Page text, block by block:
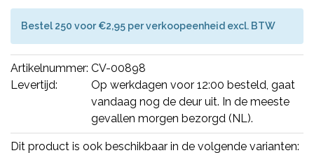
Bestel 250 voor €2,95 per verkoopeenheid excl. BTW
Artikelnummer: CV-00898
Levertijd:
Op werkdagen voor 12:00 besteld, gaat
vandaag nog de deur uit. In de meeste
gevallen morgen bezorgd (NL).
Dit product is ook beschikbaar in de volgende varianten: